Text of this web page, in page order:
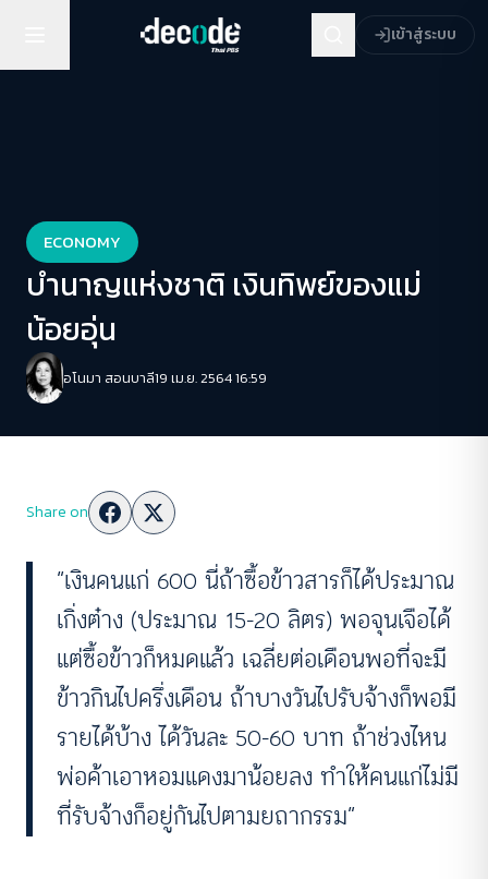
เข้าสู่ระบบ
ECONOMY
บำนาญแห่งชาติ เงินทิพย์ของแม่
น้อยอุ่น
อโนมา สอนบาลี19 เม.ย. 2564 16:59
Share on
“เงินคนแก่ 600 นี่ถ้าซื้อข้าวสารก็ได้ประมาณ
เกิ่งต๋าง (ประมาณ 15-20 ลิตร) พอจุนเจือได้
แต่ซื้อข้าวก็หมดแล้ว เฉลี่ยต่อเดือนพอที่จะมี
ข้าวกินไปครึ่งเดือน ถ้าบางวันไปรับจ้างก็พอมี
รายได้บ้าง ได้วันละ 50-60 บาท ถ้าช่วงไหน
พ่อค้าเอาหอมแดงมาน้อยลง ทำให้คนแก่ไม่มี
ที่รับจ้างก็อยู่กันไปตามยถากรรม”